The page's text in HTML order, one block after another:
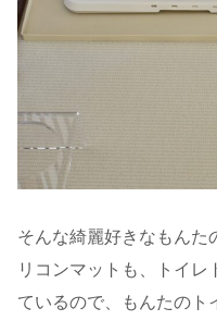
そんな綺麗好きなもんた
リコンマットも、トイレ
ているので、もんたのト